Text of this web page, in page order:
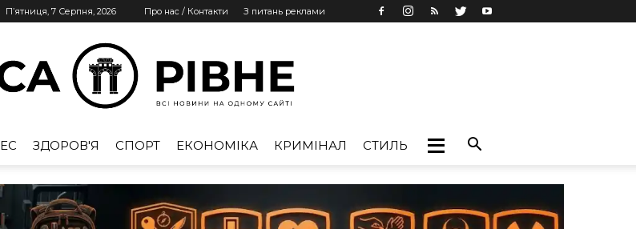
П’ятниця, 7 Серпня, 2026 Про нас / Контакти З питань реклами
ЗДОРОВ'Я СПОРТ ЕКОНОМІКА КРИМІНАЛ СТИЛЬ